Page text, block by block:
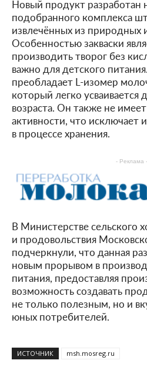
Новый продукт разработан
подобранного комплекса
извлечённых из природных
Особенностью закваски
производить творог без
важно для детского
преобладает L-изомер
который легко усваивается
возраста. Он также не
активности, что исключает
в процессе хранения.
- Реклама -
В Министерстве сельского
и продовольствия
подчеркнули, что данная
новым прорывом в
питания, предоставляя
возможность создавать
не только полезным, но и
юных потребителей.
ИСТОЧНИК msh.mosreg.ru